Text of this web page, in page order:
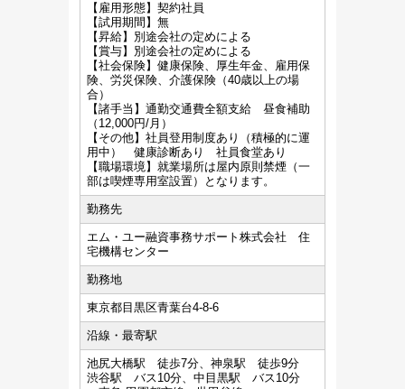
【雇用形態】契約社員
【試用期間】無
【昇給】別途会社の定めによる
【賞与】別途会社の定めによる
【社会保険】健康保険、厚生年金、雇用保
険、労災保険、介護保険（40歳以上の場
合）
【諸手当】通勤交通費全額支給 昼食補助
（12,000円/月）
【その他】社員登用制度あり（積極的に運
用中） 健康診断あり 社員食堂あり
【職場環境】就業場所は屋内原則禁煙（一
部は喫煙専用室設置）となります。
勤務先
エム・ユー融資事務サポート株式会社 住
宅機構センター
勤務地
東京都目黒区青葉台4-8-6
沿線・最寄駅
池尻大橋駅 徒歩7分、神泉駅 徒歩9分
渋谷駅 バス10分、中目黒駅 バス10分